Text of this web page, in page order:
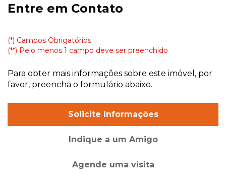
Entre em Contato
(*) Campos Obrigatórios
(**) Pelo menos 1 campo deve ser preenchido
Para obter mais informações sobre este imóvel, por
favor, preencha o formulário abaixo.
Solicite Informações
Indique a um Amigo
Agende uma visita